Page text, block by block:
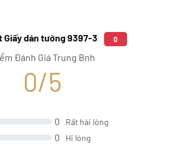
Giấy dán tường 9397-3 0
Đánh Giá Trung Bnh
0/5
0 Rất hài lòng
0 Hi lòng